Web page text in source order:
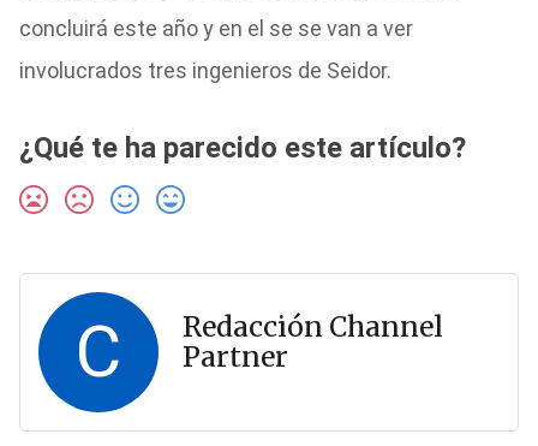
concluirá este año y en el se se van a ver
involucrados tres ingenieros de Seidor.
¿Qué te ha parecido este artículo?
C
Redacción Channel
Partner